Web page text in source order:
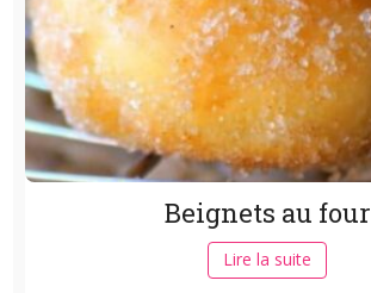
Beignets au four
Lire la suite